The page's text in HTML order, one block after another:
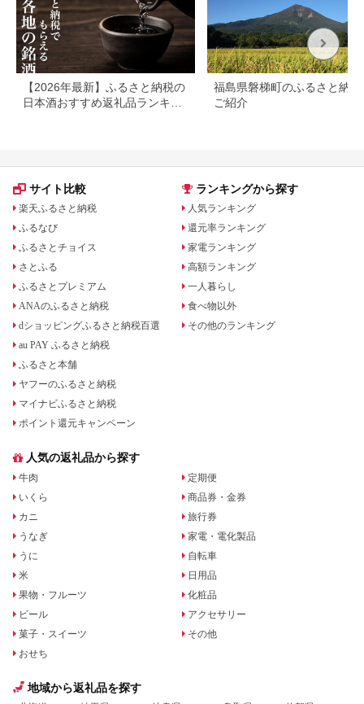
【2026年最新】ふるさと納税の
日本酒おすすめ返礼品ランキン
福島県磐梯町のふるさと納税
ご紹介
サイト比較
楽天ふるさと納税
ふるなび
ふるさとチョイス
さとふる
ふるさとプレミアム
ANAのふるさと納税
dショッピングふるさと納税百選
au PAY ふるさと納税
ふるさと本舗
ヤフーのふるさと納税
マイナビふるさと納税
ポイント還元キャンペーン
ランキングから探す
人気ランキング
還元率ランキング
家電ランキング
高額ランキング
一人暮らし
食べ物以外
その他のランキング
人気の返礼品から探す
牛肉
いくら
カニ
うなぎ
うに
米
果物・フルーツ
ビール
菓子・スイーツ
おせち
定期便
商品券・金券
旅行券
家電・電化製品
自転車
日用品
化粧品
アクセサリー
その他
地域から返礼品を探す